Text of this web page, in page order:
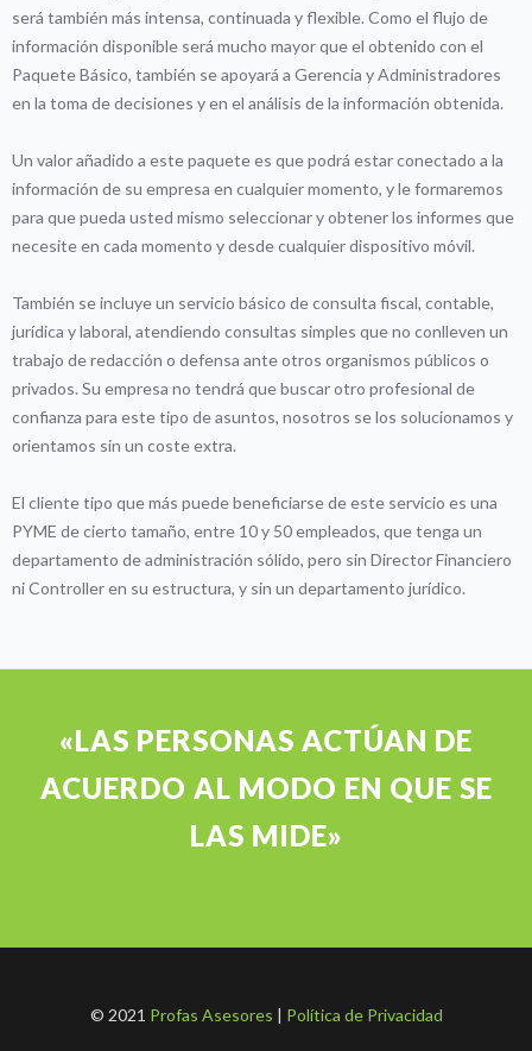
será también más intensa, continuada y flexible. Como el flujo de
información disponible será mucho mayor que el obtenido con el
Paquete Básico, también se apoyará a Gerencia y Administradores
en la toma de decisiones y en el análisis de la información obtenida.
Un valor añadido a este paquete es que podrá estar conectado a la
información de su empresa en cualquier momento, y le formaremos
para que pueda usted mismo seleccionar y obtener los informes que
necesite en cada momento y desde cualquier dispositivo móvil.
También se incluye un servicio básico de consulta fiscal, contable,
jurídica y laboral, atendiendo consultas simples que no conlleven un
trabajo de redacción o defensa ante otros organismos públicos o
privados. Su empresa no tendrá que buscar otro profesional de
confianza para este tipo de asuntos, nosotros se los solucionamos y
orientamos sin un coste extra.
El cliente tipo que más puede beneficiarse de este servicio es una
PYME de cierto tamaño, entre 10 y 50 empleados, que tenga un
departamento de administración sólido, pero sin Director Financiero
ni Controller en su estructura, y sin un departamento jurídico.
«LAS PERSONAS ACTÚAN DE
ACUERDO AL MODO EN QUE SE
LAS MIDE»
© 2021 Profas Asesores | Política de Privacidad